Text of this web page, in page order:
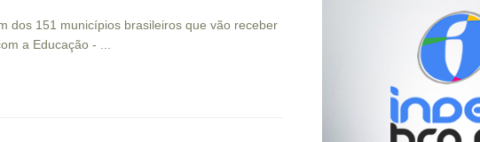
dos 151 municípios brasileiros que vão receber
a Educação - ...